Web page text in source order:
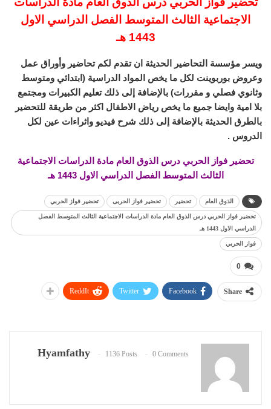
الاجتماعية الثالث المتوسط الفصل الدراسي الاول
1443 هـ
ويسر مؤسسة التحاضير الحديثة ان تقدم لكم تحاضير وأوراق عمل
وعروض بوربوينت لكل ما يخص المواد الدراسية (ابتدائي ومتوسط
وثانوي فصلي و مقررات) بالإضافة إلى ذلك تعليم الكبيرات ومجتمع
بلا امية وايضا جميع ما يخص رياض الاطفال اكثر من طريقة للتحضير
بالطرق الحديثة بالإضافة إلى ذلك شرح فيديو واثراءات عين لكل
الدروس .
تحضير فواز الحربي درس الذوق العام مادة الدراسات الاجتماعية
الثالث المتوسط الفصل الدراسي الاول 1443 هـ
الذوق العام تحضير تحضير فواز الحربى تحضير فواز الحربي
تحضير فواز الحربي درس الذوق العام مادة الدراسات الاجتماعية الثالث المتوسط الفصل
الدراسي الاول 1443 هـ
فواز الحربي
0
Share
Facebook
Twitter
ReddIt
Hyamfathy 1136 Posts 0 Comments